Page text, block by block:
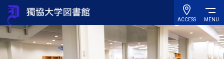
ACCESS MENU